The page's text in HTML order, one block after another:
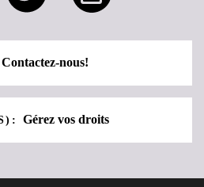
Contactez-nous!
Gérez vos droits